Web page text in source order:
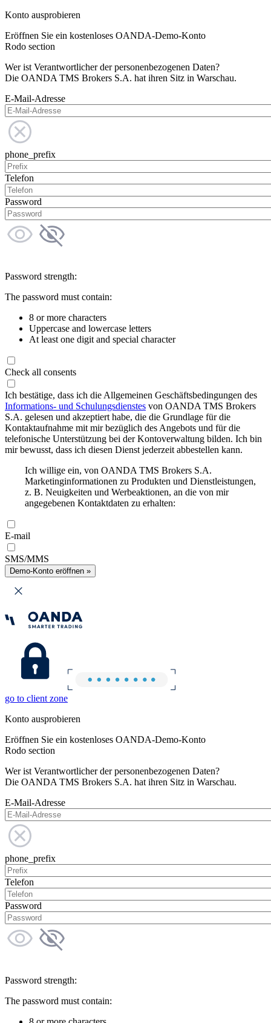
Konto ausprobieren
Eröffnen Sie ein kostenloses OANDA-Demo-Konto
Rodo section
Wer ist Verantwortlicher der personenbezogenen Daten?
Die OANDA TMS Brokers S.A. hat ihren Sitz in Warschau.
E-Mail-Adresse
phone_prefix
Telefon
Password
Password strength:
The password must contain:
8 or more characters
Uppercase and lowercase letters
At least one digit and special character
Check all consents
Ich bestätige, dass ich die Allgemeinen Geschäftsbedingungen des
Informations- und Schulungsdienstes von OANDA TMS Brokers
S.A. gelesen und akzeptiert habe, die die Grundlage für die
Kontaktaufnahme mit mir bezüglich des Angebots und für die
telefonische Unterstützung bei der Kontoverwaltung bilden. Ich bin
mir bewusst, dass ich diesen Dienst jederzeit abbestellen kann.
Ich willige ein, von OANDA TMS Brokers S.A.
Marketinginformationen zu Produkten und Dienstleistungen,
z. B. Neuigkeiten und Werbeaktionen, an die von mir
angegebenen Kontaktdaten zu erhalten:
E-mail
SMS/MMS
Demo-Konto eröffnen »
go to client zone
Konto ausprobieren
Eröffnen Sie ein kostenloses OANDA-Demo-Konto
Rodo section
Wer ist Verantwortlicher der personenbezogenen Daten?
Die OANDA TMS Brokers S.A. hat ihren Sitz in Warschau.
E-Mail-Adresse
phone_prefix
Telefon
Password
Password strength:
The password must contain: